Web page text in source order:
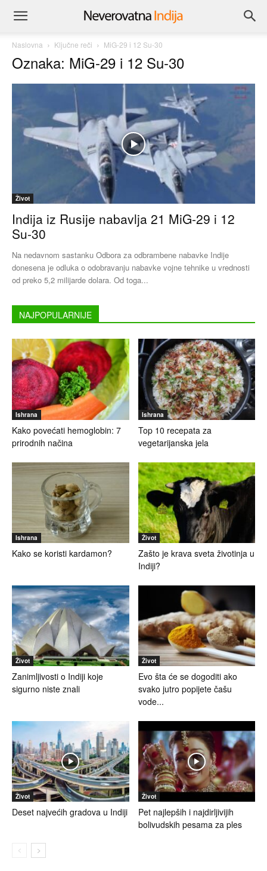
Naslovna Ključne reči MiG-29 i 12 Su-30
Oznaka: MiG-29 i 12 Su-30
Život
Indija iz Rusije nabavlja 21 MiG-29 i 12
Su-30
Na nedavnom sastanku Odbora za odbrambene nabavke Indije
donesena je odluka o odobravanju nabavke vojne tehnike u vrednosti
od preko 5,2 milijarde dolara. Od toga...
NAJPOPULARNIJE
Ishrana
Kako povećati hemoglobin: 7
prirodnih načina
Ishrana
Top 10 recepata za
vegetarijanska jela
Ishrana
Kako se koristi kardamon?
Život
Zašto je krava sveta životinja u
Indiji?
Život
Zanimljivosti o Indiji koje
sigurno niste znali
Život
Evo šta će se dogoditi ako
svako jutro popijete čašu
vode...
Život
Deset najvećih gradova u Indiji
Život
Pet najlepših i najdirljivijih
bolivudskih pesama za ples